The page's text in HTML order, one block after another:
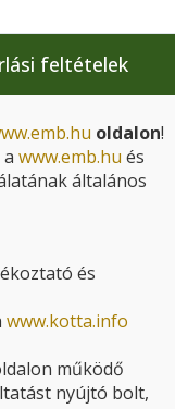
feltételek
oldalon!
www.emb.hu és
általános
és
www.kotta.info
működő
nyújtó bolt,